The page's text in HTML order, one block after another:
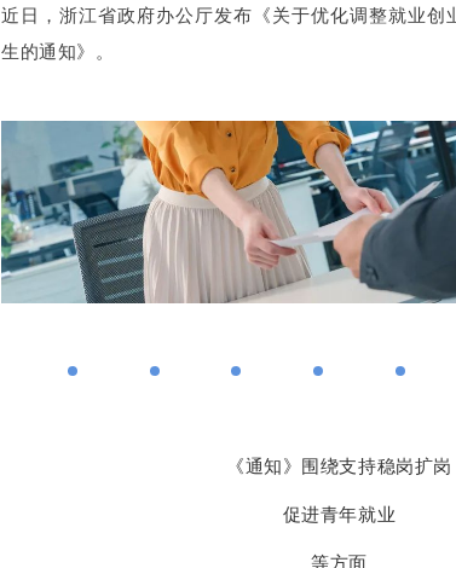
近日，浙江省政府办公厅发布《关于优化调整就业创
生的通知》。
《通知》围绕支持稳岗扩岗
促进青年就业
等方面